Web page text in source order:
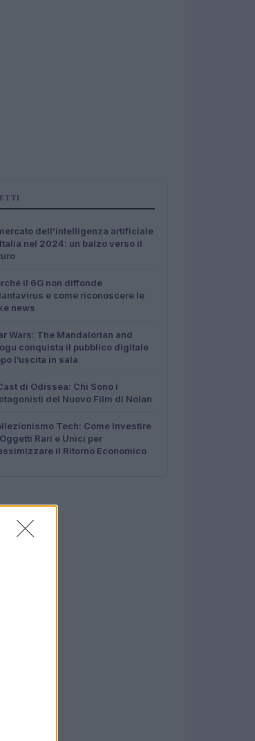
dell’intelligenza artificiale
nel 2024: un balzo verso il
il 6G non diffonde
e come riconoscere le
news
Wars: The Mandalorian and
conquista il pubblico digitale
l’uscita in sala
di Odissea: Chi Sono i
del Nuovo Film di Nolan
Tech: Come Investire
Rari e Unici per
il Ritorno Economico